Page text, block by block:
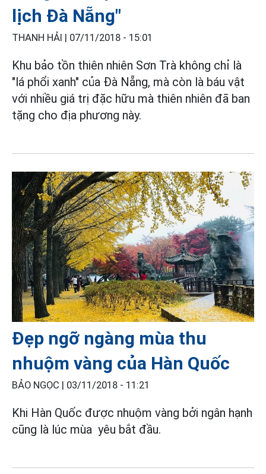
lịch Đà Nẵng"
THANH HẢI | 07/11/2018 - 15:01
Khu bảo tồn thiên nhiên Sơn Trà không chỉ là
"lá phổi xanh" của Đà Nẵng, mà còn là báu vật
với nhiều giá trị đặc hữu mà thiên nhiên đã ban
tặng cho địa phương này.
Đẹp ngỡ ngàng mùa thu
nhuộm vàng của Hàn Quốc
BẢO NGỌC | 03/11/2018 - 11:21
Khi Hàn Quốc được nhuộm vàng bởi ngân hạnh
cũng là lúc mùa yêu bắt đầu.